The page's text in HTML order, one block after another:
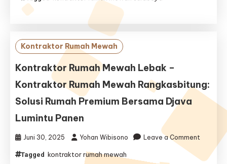
Desain
&
Bangun
Hunian
Prestisius
Bersama
Djava
Lumintu
Kontraktor Rumah Mewah
Kontraktor Rumah Mewah Lebak –
Kontraktor Rumah Mewah Rangkasbitung:
Solusi Rumah Premium Bersama Djava
Lumintu Panen
Juni 30, 2025 Yohan Wibisono Leave a Comment
Rumah
Tagged kontraktor rumah mewah